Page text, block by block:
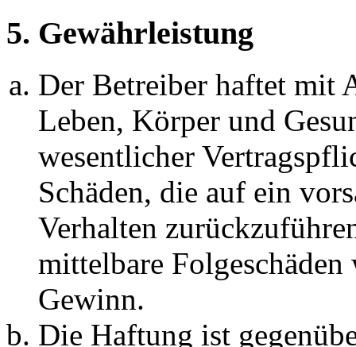
5. Gewährleistung
Der Betreiber haftet mit
Leben, Körper und
wesentlicher
Schäden, die auf ein
Verhalten
mittelbare Folgeschäden
Gewinn.
Die Haftung ist